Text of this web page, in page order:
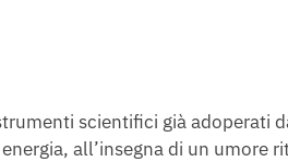
scientifici già adoperati
all’insegna di un